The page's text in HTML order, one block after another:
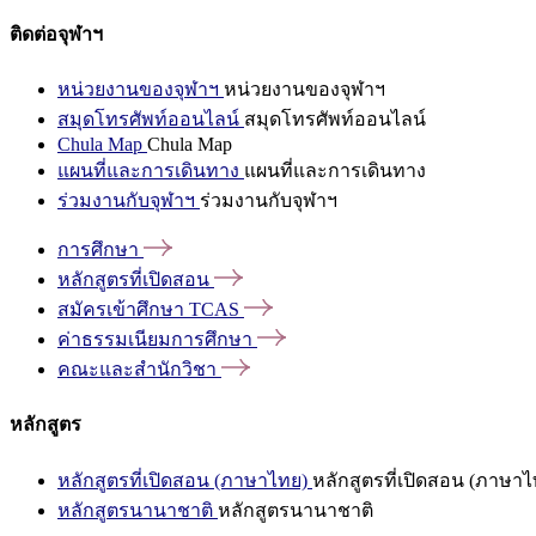
ติดต่อจุฬาฯ
หน่วยงานของจุฬาฯ หน่วยงานของจุฬาฯ
สมุดโทรศัพท์ออนไลน์ สมุดโทรศัพท์ออนไลน์
Chula Map Chula Map
แผนที่และการเดินทาง แผนที่และการเดินทาง
ร่วมงานกับจุฬาฯ ร่วมงานกับจุฬาฯ
การศึกษา
หลักสูตรที่เปิดสอน
สมัครเข้าศึกษา TCAS
ค่าธรรมเนียมการศึกษา
คณะและสำนักวิชา
หลักสูตร
หลักสูตรที่เปิดสอน (ภาษาไทย) หลักสูตรที่เปิดสอน (ภาษาไ
หลักสูตรนานาชาติ หลักสูตรนานาชาติ